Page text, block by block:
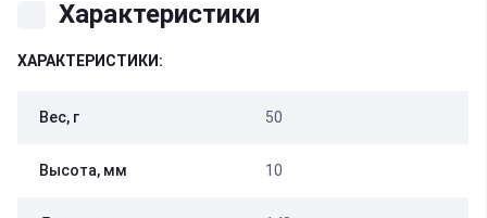
Характеристики
ХАРАКТЕРИСТИКИ:
Вес, г 50
Высота, мм 10